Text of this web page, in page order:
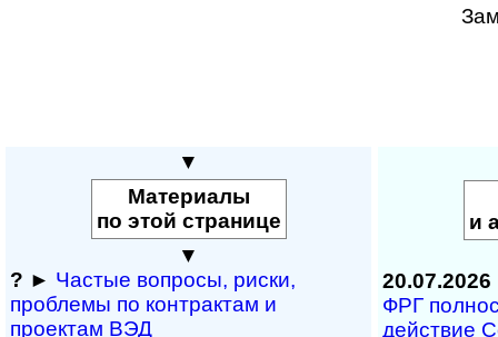
▼
Материалы
по этой странице
▼
? ► Частые вопросы, рис­ки,
проблемы по конт­рактам и
проектам ВЭД
и
20.07.2026
ФРГ
дей­ст­вие